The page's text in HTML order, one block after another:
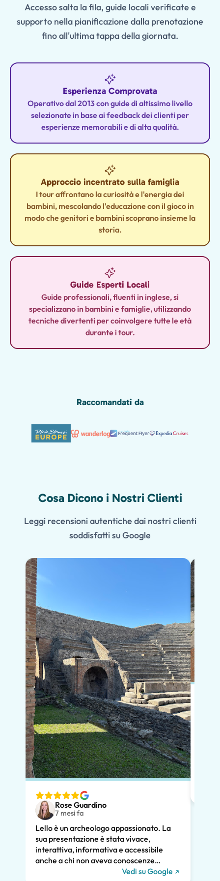
Accesso salta la fila, guide locali verificate e
supporto nella pianificazione dalla prenotazione
fino all'ultima tappa della giornata.
Esperienza Comprovata
Operativo dal 2013 con guide di altissimo livello
selezionate in base ai feedback dei clienti per
esperienze memorabili e di alta qualità.
Approccio incentrato sulla famiglia
I tour affrontano la curiosità e l'energia dei
bambini, mescolando l'educazione con il gioco in
modo che genitori e bambini scoprano insieme la
storia.
Guide Esperti Locali
Guide professionali, fluenti in inglese, si
specializzano in bambini e famiglie, utilizzando
tecniche divertenti per coinvolgere tutte le età
durante i tour.
Raccomandati da
Cosa Dicono i Nostri Clienti
Leggi recensioni autentiche dai nostri clienti
soddisfatti su Google
Rose Guardino
7 mesi fa
Lello è un archeologo appassionato. La
sua presentazione è stata vivace,
interattiva, informativa e accessibile
anche a chi non aveva conoscenze
pregresse. Ha trattato la storia di Pompei
Vedi su Google